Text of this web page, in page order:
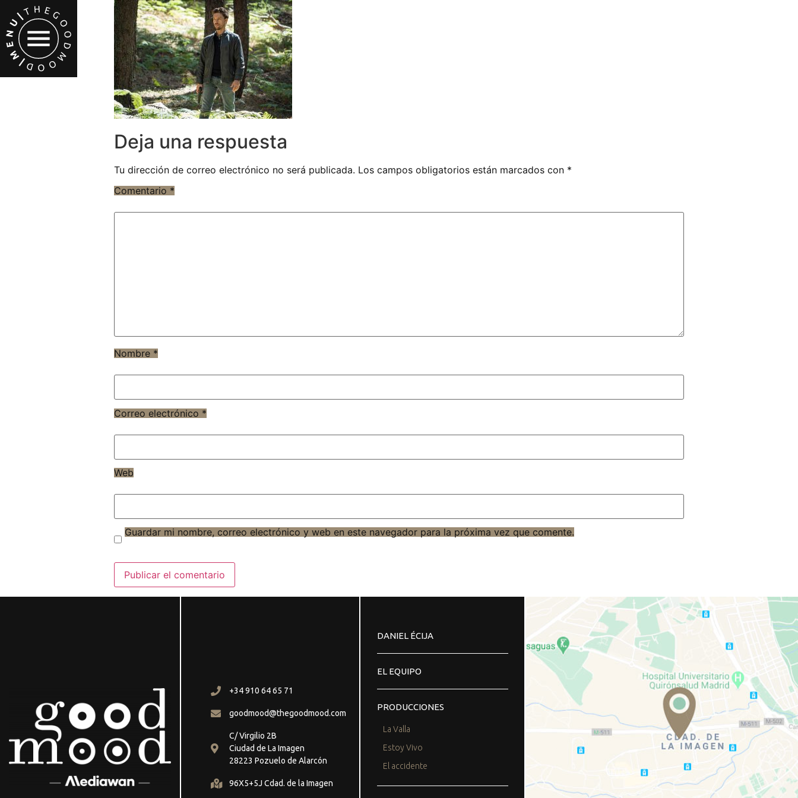
Deja una respuesta
Tu dirección de correo electrónico no será publicada. Los campos obligatorios están marcados con *
Comentario *
Nombre *
Correo electrónico *
Web
Guardar mi nombre, correo electrónico y web en este navegador para la próxima vez que comente.
+34 910 64 65 71
goodmood@thegoodmood.com
C/ Virgilio 2B
Ciudad de La Imagen
28223 Pozuelo de Alarcón
96X5+5J Cdad. de la Imagen
DANIEL ÉCIJA
EL EQUIPO
PRODUCCIONES
La Valla
Estoy Vivo
El accidente